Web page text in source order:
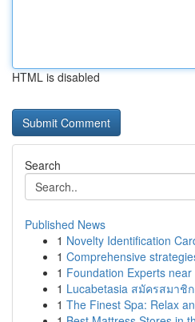
HTML is disabled
Search
Published News
1 Novelty Identification
1 Comprehensive
1 Foundation Experts
1 Lucabetasia สมัครสมาชิก
1 The Finest Spa: Relax